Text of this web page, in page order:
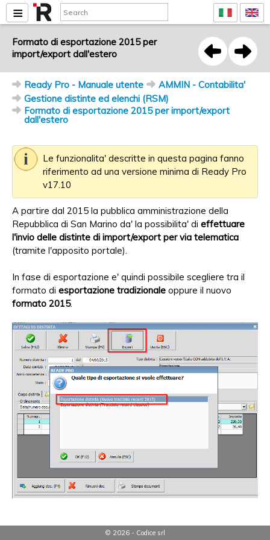
Formato di esportazione 2015 per
import/export dall'estero
Ready Pro - Manuale utente
AMMIN - Contabilita'
Gestione distinte ed elenchi (RSM)
Formato di esportazione 2015 per import/export
dall'estero
Le funzionalita' descritte in questa pagina fanno
riferimento ad una versione minima di Ready Pro
v17.10
A partire dal 2015 la pubblica amministrazione della
Repubblica di San Marino da' la possibilita' di effettuare
l'invio delle distinte di import/export per via telematica
(tramite l'apposito portale).
In fase di esportazione e' quindi possibile scegliere tra il
formato di esportazione tradizionale oppure il nuovo
formato 2015.
Note tecniche e limitazioni© 2026 - Codice srl